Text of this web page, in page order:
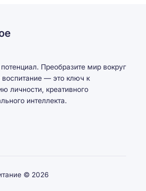
Преобразите мир вокруг
— это ключ к
личности, креативного
интеллекта.
© 2026